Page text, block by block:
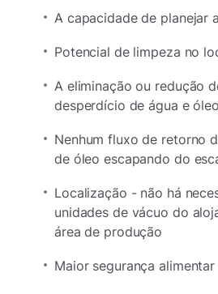
A capacidade de planejar
Potencial de limpeza no
A eliminação ou redução
desperdício de água e óleo
Nenhum fluxo de retorno
de óleo escapando do
Localização - não há
unidades de vácuo do
área de produção
Maior segurança alimentar